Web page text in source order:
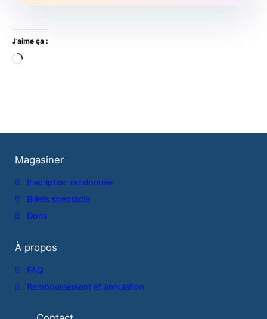
J’aime ça :
Chargement…
Magasiner
Inscription randonnée
Billets spectacle
Dons
À propos
FAQ
Remboursement et annulation